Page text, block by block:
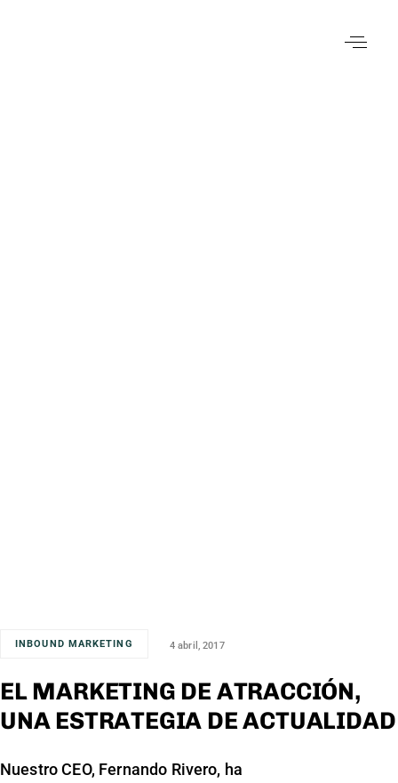
INBOUND MARKETING 4 abril, 2017
EL MARKETING DE ATRACCIÓN,
UNA ESTRATEGIA DE ACTUALIDAD
Nuestro CEO, Fernando Rivero, ha